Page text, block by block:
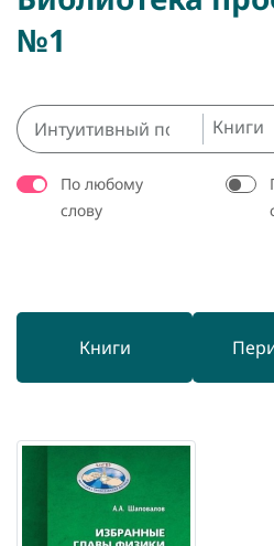
№1
Книги
По любому
слову
Книги